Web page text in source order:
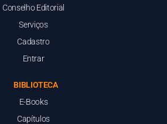
Conselho Editorial
Serviços
Cadastro
Entrar
BIBLIOTECA
E-Books
Capítulos